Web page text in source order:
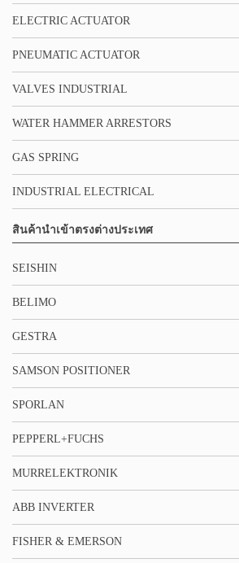
ELECTRIC ACTUATOR
PNEUMATIC ACTUATOR
VALVES INDUSTRIAL
WATER HAMMER ARRESTORS
GAS SPRING
INDUSTRIAL ELECTRICAL
สินค้านำเข้าตรงต่างประเทศ
SEISHIN
BELIMO
GESTRA
SAMSON POSITIONER
SPORLAN
PEPPERL+FUCHS
MURRELEKTRONIK
ABB INVERTER
FISHER & EMERSON